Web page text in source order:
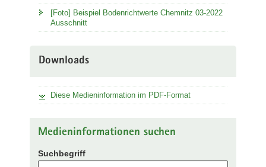
[Foto] Beispiel Bodenrichtwerte Chemnitz 03-2022
Ausschnitt
Downloads
Diese Medieninformation im PDF-Format
Medieninformationen suchen
Suchbegriff